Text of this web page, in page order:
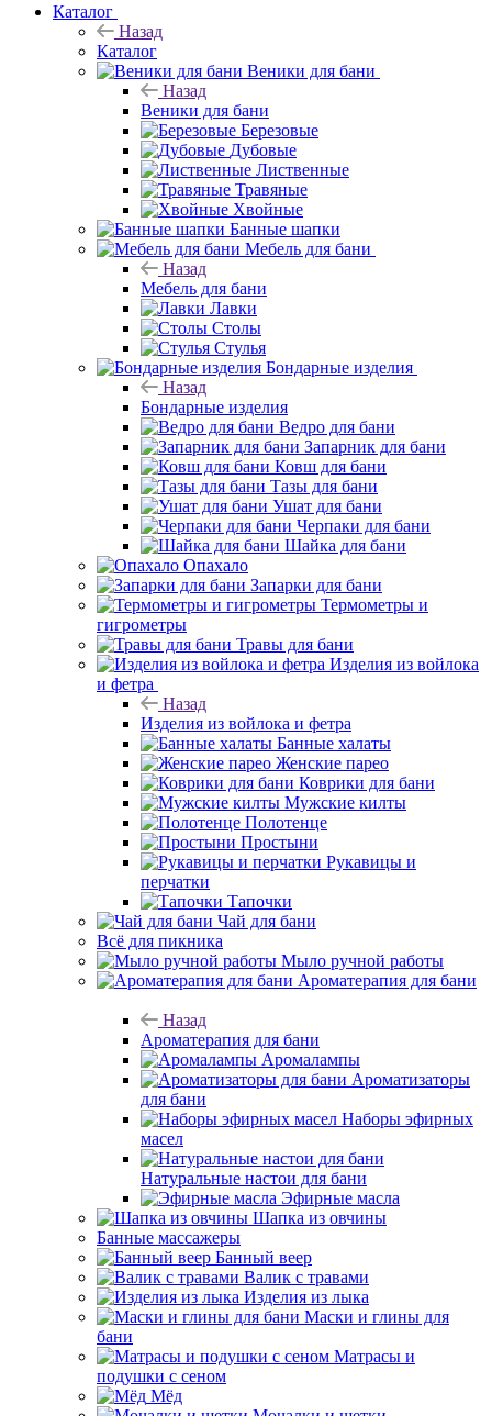
Каталог
Назад
Каталог
Веники для бани
Назад
Веники для бани
Березовые
Дубовые
Лиственные
Травяные
Хвойные
Банные шапки
Мебель для бани
Назад
Мебель для бани
Лавки
Столы
Стулья
Бондарные изделия
Назад
Бондарные изделия
Ведро для бани
Запарник для бани
Ковш для бани
Тазы для бани
Ушат для бани
Черпаки для бани
Шайка для бани
Опахало
Запарки для бани
Термометры и
гигрометры
Травы для бани
Изделия из войлока
и фетра
Назад
Изделия из войлока и фетра
Банные халаты
Женские парео
Коврики для бани
Мужские килты
Полотенце
Простыни
Рукавицы и
перчатки
Тапочки
Чай для бани
Всё для пикника
Мыло ручной работы
Ароматерапия для бани
Назад
Ароматерапия для бани
Аромалампы
Ароматизаторы
для бани
Наборы эфирных
масел
Натуральные настои для бани
Эфирные масла
Шапка из овчины
Банные массажеры
Банный веер
Валик с травами
Изделия из лыка
Маски и глины для
бани
Матрасы и
подушки с сеном
Мёд